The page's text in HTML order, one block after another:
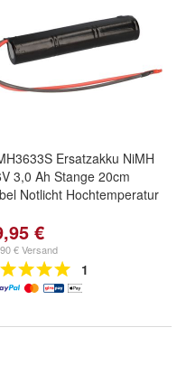
Ersatzakku NiMH
3,0 Ah Stange 20cm
Notlicht Hochtemperatur
€
€ Versand
1